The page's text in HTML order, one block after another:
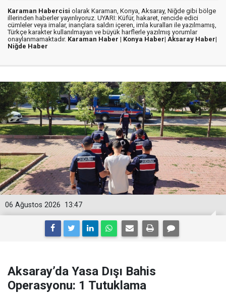
Karaman Habercisi olarak Karaman, Konya, Aksaray, Niğde gibi bölge
illerinden haberler yayınlıyoruz. UYARI: Küfür, hakaret, rencide edici
cümleler veya imalar, inançlara saldırı içeren, imla kuralları ile yazılmamış,
Türkçe karakter kullanılmayan ve büyük harflerle yazılmış yorumlar
onaylanmamaktadır. Karaman Haber | Konya Haber| Aksaray Haber|
Niğde Haber
13:47
06 Ağustos 2026
Aksaray’da Yasa Dışı Bahis
Operasyonu: 1 Tutuklama